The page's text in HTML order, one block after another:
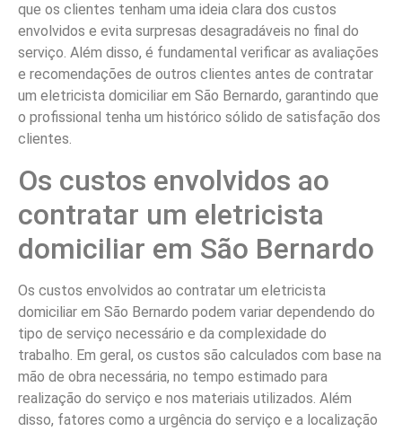
que os clientes tenham uma ideia clara dos custos
envolvidos e evita surpresas desagradáveis no final do
serviço. Além disso, é fundamental verificar as avaliações
e recomendações de outros clientes antes de contratar
um eletricista domiciliar em São Bernardo, garantindo que
o profissional tenha um histórico sólido de satisfação dos
clientes.
Os custos envolvidos ao
contratar um eletricista
domiciliar em São Bernardo
Os custos envolvidos ao contratar um eletricista
domiciliar em São Bernardo podem variar dependendo do
tipo de serviço necessário e da complexidade do
trabalho. Em geral, os custos são calculados com base na
mão de obra necessária, no tempo estimado para
realização do serviço e nos materiais utilizados. Além
disso, fatores como a urgência do serviço e a localização